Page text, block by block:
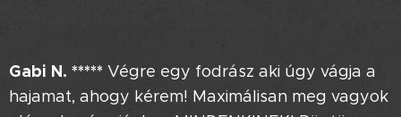
Gabi N. ***** Végre egy fodrász aki úgy vágja a
hajamat, ahogy kérem! Maximálisan meg vagyok